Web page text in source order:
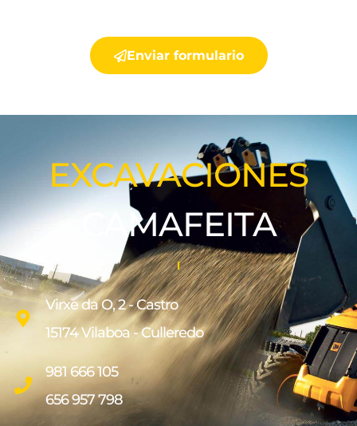
EXCAVACIONES
CAMAFEITA
Virxe da O, 2 - Castro
15174 Vilaboa - Culleredo
981 666 105
656 957 798
Enviar formulario